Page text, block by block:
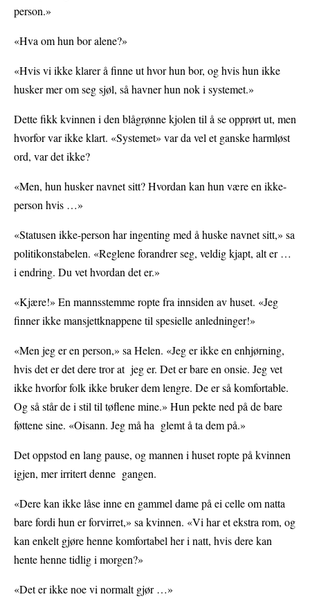
person.»
«Hva om hun bor alene?»
«Hvis vi ikke klarer å finne ut hvor hun bor, og hvis hun ikke
husker mer om seg sjøl, så havner hun nok i systemet.»
Dette fikk kvinnen i den blågrønne kjolen til å se opprørt ut, men
hvorfor var ikke klart. «Systemet» var da vel et ganske harmløst
ord, var det ikke?
«Men, hun husker navnet sitt? Hvordan kan hun være en ikke-
person hvis …»
«Statusen ikke-person har ingenting med å huske navnet sitt,» sa
politikonstabelen. «Reglene forandrer seg, veldig kjapt, alt er …
i endring. Du vet hvordan det er.»
«Kjære!» En mannsstemme ropte fra innsiden av huset. «Jeg
finner ikke mansjettknappene til spesielle anledninger!»
«Men jeg er en person,» sa Helen. «Jeg er ikke en enhjørning,
hvis det er det dere tror at jeg er. Det er bare en onsie. Jeg vet
ikke hvorfor folk ikke bruker dem lengre. De er så komfortable.
Og så står de i stil til tøflene mine.» Hun pekte ned på de bare
føttene sine. «Oisann. Jeg må ha glemt å ta dem på.»
Det oppstod en lang pause, og mannen i huset ropte på kvinnen
igjen, mer irritert denne gangen.
«Dere kan ikke låse inne en gammel dame på ei celle om natta
bare fordi hun er forvirret,» sa kvinnen. «Vi har et ekstra rom, og
kan enkelt gjøre henne komfortabel her i natt, hvis dere kan
hente henne tidlig i morgen?»
«Det er ikke noe vi normalt gjør …»